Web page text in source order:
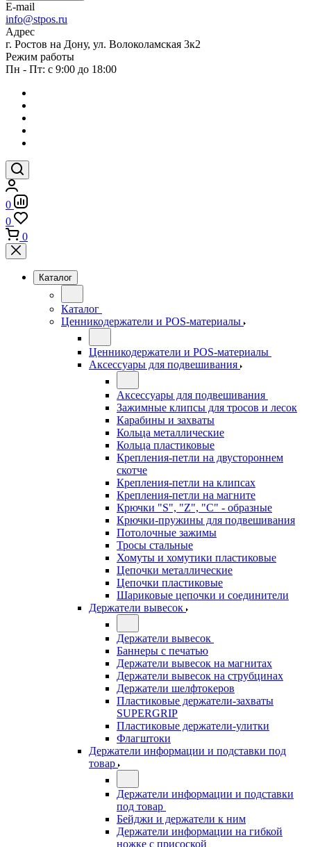
E-mail
info@stpos.ru
Адрес
г. Ростов на Дону, ул. Волоколамская 3к2
Режим работы
Пн - Пт: с 9:00 до 18:00
0
0
0
Каталог
Каталог
Ценникодержатели и POS-материалы
Ценникодержатели и POS-материалы
Аксессуары для подвешивания
Аксессуары для подвешивания
Зажимные клипсы для тросов и лесок
Карабины и захваты
Кольца металлические
Кольца пластиковые
Крепления-петли на двустороннем
скотче
Крепления-петли на клипсах
Крепления-петли на магните
Крючки "S", "Z", "C" - образные
Крючки-пружины для подвешивания
Потолочные зажимы
Тросы стальные
Хомуты и хомутики пластиковые
Цепочки металлические
Цепочки пластиковые
Шариковые цепочки и соединители
Держатели вывесок
Держатели вывесок
Баннеры с печатью
Держатели вывесок на магнитах
Держатели вывесок на струбцинах
Держатели шелфтокеров
Пластиковые держатели-захваты
SUPERGRIP
Пластиковые держатели-улитки
Флагштоки
Держатели информации и подставки под
товар
Держатели информации и подставки
под товар
Бейджи и держатели к ним
Держатели информации на гибкой
ножке с присоской